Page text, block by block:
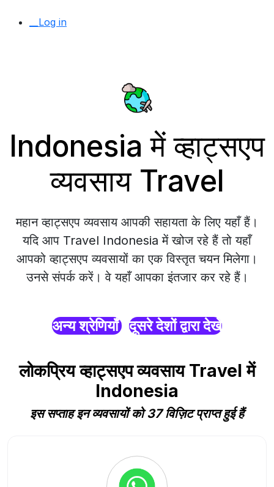
__Log in
Indonesia में व्हाट्सएप
व्यवसाय Travel
महान व्हाट्सएप व्यवसाय आपकी सहायता के लिए यहाँ हैं।
यदि आप Travel Indonesia में खोज रहे हैं तो यहाँ
आपको व्हाट्सएप व्यवसायों का एक विस्तृत चयन मिलेगा।
उनसे संपर्क करें। वे यहाँ आपका इंतजार कर रहे हैं।
अन्य श्रेणियाँ दूसरे देशों द्वारा देखें
लोकप्रिय व्हाट्सएप व्यवसाय Travel में
Indonesia
इस सप्ताह इन व्यवसायों को 37 विज़िट प्राप्त हुई हैं